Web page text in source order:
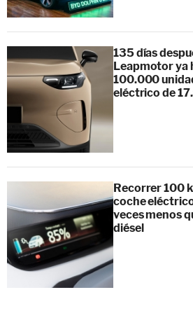
135 días
Leapmotor ya
100.000
eléctrico de
Recorrer 100
coche
veces menos
diésel